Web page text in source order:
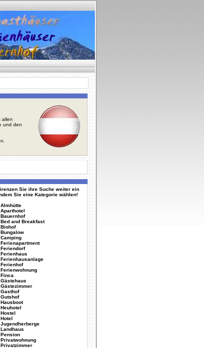
allen
und den
Sie ihre Suche weiter ein
Sie eine Kategorie wählen!
Almhütte
Aparthotel
Bauernhof
Bed and Breakfast
Biohof
Bungalow
Camping
Ferienapartment
Feriendorf
Ferienhaus
Ferienhausanlage
Ferienhof
Ferienwohnung
Finca
Gästehaus
Gästezimmer
Gasthof
Gutshof
Hausboot
Heuhotel
Hostel
Hotel
Jugendherberge
Landhaus
Pension
Privatwohnung
Privatzimmer